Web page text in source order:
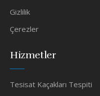
Gizlilik
Çerezler
Hizmetler
Tesisat Kaçakları Tespiti